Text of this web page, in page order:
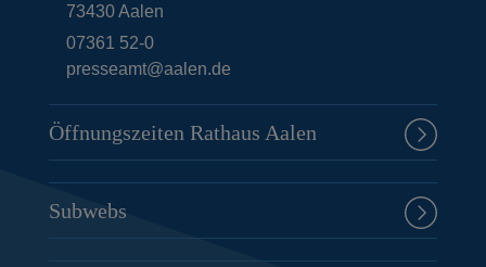
73430Aalen
07361 52-0
presseamt@aalen.de
Öffnungszeiten Rathaus Aalen
Subwebs